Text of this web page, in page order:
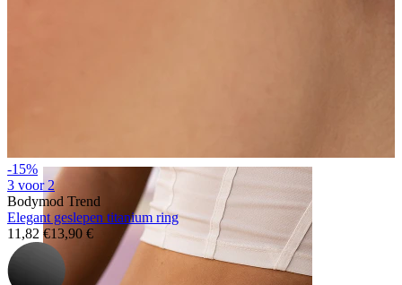
-15%
3 voor 2
Bodymod Trend
Elegant geslepen titanium ring
11,82 €13,90 €